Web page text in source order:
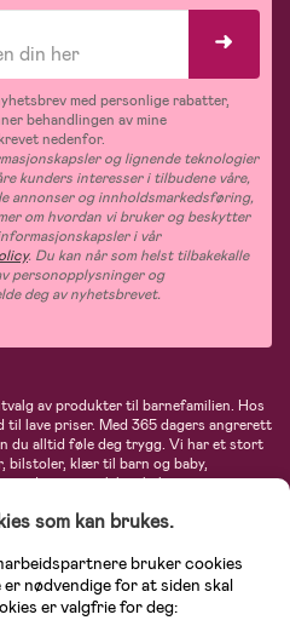
med personlige rabatter,
behandlingen av mine
nedenfor.
og lignende teknologier
kunders interesser i tilbudene våre,
annonser og innholdsmarkedsføring,
om hvordan vi bruker og beskytter
i vår
. Du kan når som helst tilbakekalle
personopplysninger og
deg av nyhetsbrevet.
av produkter til barnefamilien. Hos
lave priser. Med 365 dagers angrerett
du alltid føle deg trygg. Vi har et stort
bilstoler, klær til barn og baby,
interiør, leker, babyustyr og mye
Didriksons, KidKraft, Ergobaby, Philips
som kan brukes.
bruker cookies
er nødvendige for at siden skal
er valgfrie for deg: